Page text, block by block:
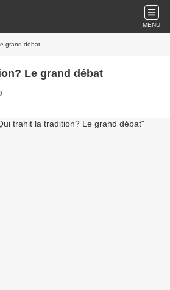
MENU
grand débat
Le grand débat